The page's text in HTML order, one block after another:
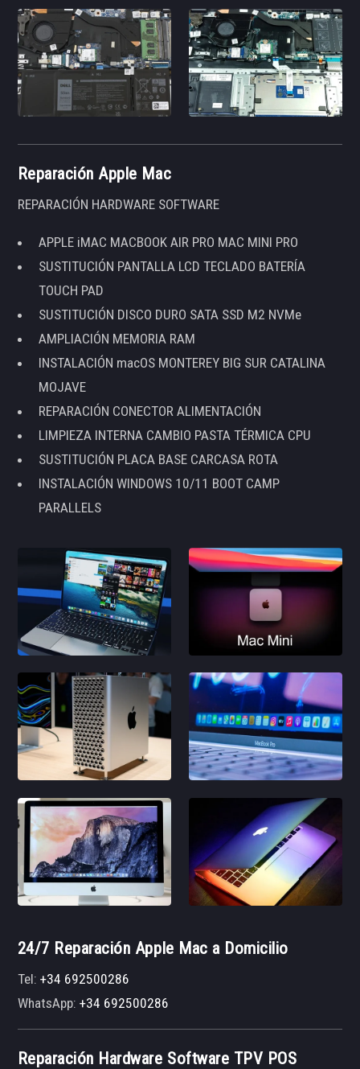
Reparación Apple Mac
REPARACIÓN HARDWARE SOFTWARE
APPLE iMAC MACBOOK AIR PRO MAC MINI PRO
SUSTITUCIÓN PANTALLA LCD TECLADO BATERÍA
TOUCH PAD
SUSTITUCIÓN DISCO DURO SATA SSD M2 NVMe
AMPLIACIÓN MEMORIA RAM
INSTALACIÓN macOS MONTEREY BIG SUR CATALINA
MOJAVE
REPARACIÓN CONECTOR ALIMENTACIÓN
LIMPIEZA INTERNA CAMBIO PASTA TÉRMICA CPU
SUSTITUCIÓN PLACA BASE CARCASA ROTA
INSTALACIÓN WINDOWS 10/11 BOOT CAMP
PARALLELS
24/7 Reparación Apple Mac a Domicilio
Tel:+34 692500286
WhatsApp:+34 692500286
Reparación Hardware Software TPV POS